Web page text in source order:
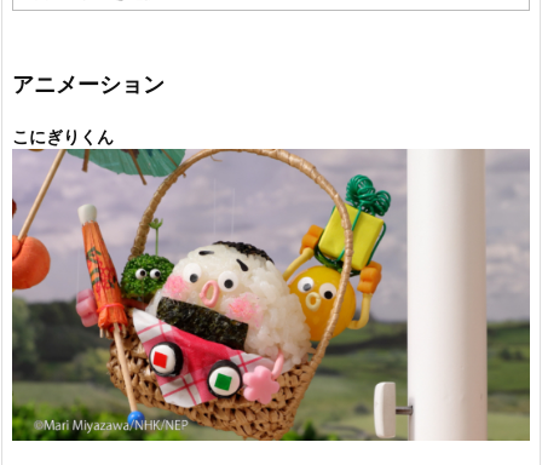
テ
ー
アニメーション
こにぎりくん